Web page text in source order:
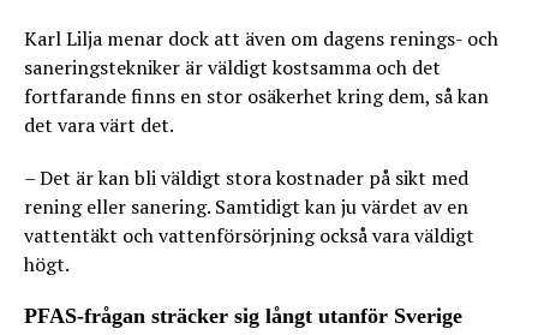
Karl Lilja menar dock att även om dagens renings- och
saneringstekniker är väldigt kostsamma och det
fortfarande finns en stor osäkerhet kring dem, så kan
det vara värt det.
– Det är kan bli väldigt stora kostnader på sikt med
rening eller sanering. Samtidigt kan ju värdet av en
vattentäkt och vattenförsörjning också vara väldigt
högt.
PFAS-frågan sträcker sig långt utanför Sverige